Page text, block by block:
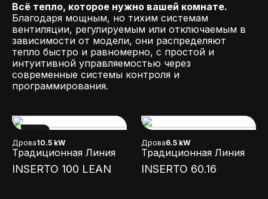
Всё тепло, которое нужно вашей комнате.
Благодаря мощным, но тихим системам
вентиляции, регулируемым или отключаемым в
зависимости от модели, они распределяют
тепло быстро и равномерно, с простой и
интуитивной управляемостью через
современные системы контроля и
программирования.
Дрова10.5 kW
Традиционная Линия
INSERTO 100 LEAN
Дрова6.5 kW
Традиционная Линия
INSERTO 60.16